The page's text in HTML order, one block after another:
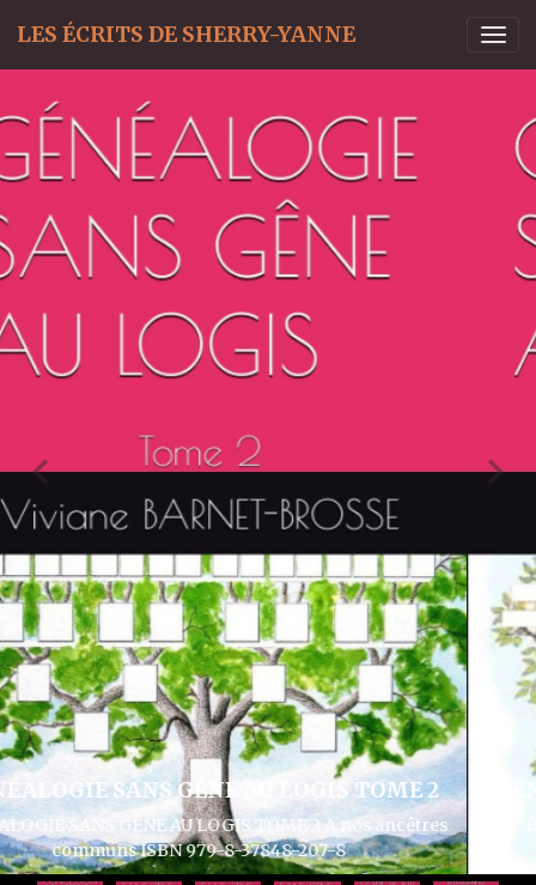
LES ÉCRITS DE SHERRY-YANNE
GÉNÉALOGIE SANS GÊNE AU LOGIS TOME 3
GÉNÉALOGIE SANS GÊNE AU LOGIS TOME 3 Articles divers
généalogie et histoire ISBN 979-8-37932-286-1